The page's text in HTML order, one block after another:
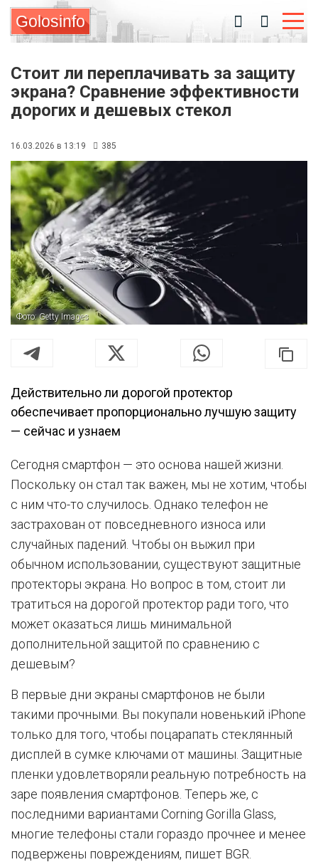
Golosinfo
Стоит ли переплачивать за защиту
экрана? Сравнение эффективности
дорогих и дешевых стекол
16.03.2026 в 13:19 385
Фото: Getty Images
Действительно ли дорогой протектор
обеспечивает пропорционально лучшую защиту
— сейчас и узнаем
Сегодня смартфон — это основа нашей жизни.
Поскольку он стал так важен, мы не хотим, чтобы
с ним что-то случилось. Однако телефон не
застрахован от повседневного износа или
случайных падений. Чтобы он выжил при
обычном использовании, существуют защитные
протекторы экрана. Но вопрос в том, стоит ли
тратиться на дорогой протектор ради того, что
может оказаться лишь минимальной
дополнительной защитой по сравнению с
дешевым?
В первые дни экраны смартфонов не были
такими прочными. Вы покупали новенький iPhone
только для того, чтобы поцарапать стеклянный
дисплей в сумке ключами от машины. Защитные
пленки удовлетворяли реальную потребность на
заре появления смартфонов. Теперь же, с
последними вариантами Corning Gorilla Glass,
многие телефоны стали гораздо прочнее и менее
подвержены повреждениям, пишет BGR.